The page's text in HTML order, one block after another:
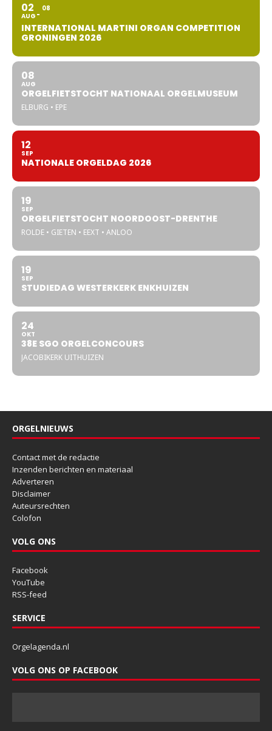
02
AUG
08
INTERNATIONAL MARTINI ORGAN COMPETITION
GRONINGEN 2026
08
AUG
ORGELFIETSTOCHT NATIONAAL ORGELMUSEUM
ELBURG • EPE
12
SEP
NATIONALE ORGELDAG 2026
19
SEP
ORGELFIETSTOCHT NOORDOOST-DRENTHE
ROLDE • GIETEN • EEXT • ANLOO
19
SEP
STUDIEDAG WESTERKERK ENKHUIZEN
24
OKT
38E SGO ORGELCONCOURS
JACOBIKERK UITHUIZEN
ORGELNIEUWS
Contact met de redactie
Inzenden berichten en materiaal
Adverteren
Disclaimer
Auteursrechten
Colofon
VOLG ONS
Facebook
YouTube
RSS-feed
SERVICE
Orgelagenda.nl
VOLG ONS OP FACEBOOK